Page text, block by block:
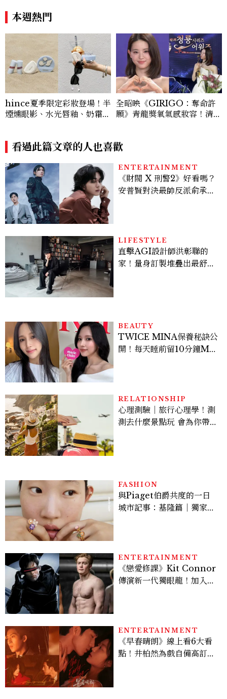
本週熱門
hince夏季限定彩妝登場！半
煙燻眼影、水光唇釉、奶霜腮
全昭映《GIRIGO：奪命許
願》青龍獎氧氣感妝容！清純
看過此篇文章的人也喜歡
ENTERTAINMENT
《財閥 X 刑警2》好看嗎？
安普賢對決最帥反派俞承
多大？
LIFESTYLE
直擊AGI設計師洪彰聯的
家！量身訂製堆疊出最舒適
BEAUTY
TWICE MINA保養秘訣公
開！每天睡前留10分鐘ME
RELATIONSHIP
心理測驗｜旅行心理學！測
測去什麼景點玩 會為你帶來
FASHION
與Piaget伯爵共度的一日
城市記事：基隆篇｜獨家影
ENTERTAINMENT
《戀愛修課》Kit Connor
傳演新一代獨眼龍！加入新
ENTERTAINMENT
《早春晴朗》線上看6大看
點！井柏然為戲自備高訂，